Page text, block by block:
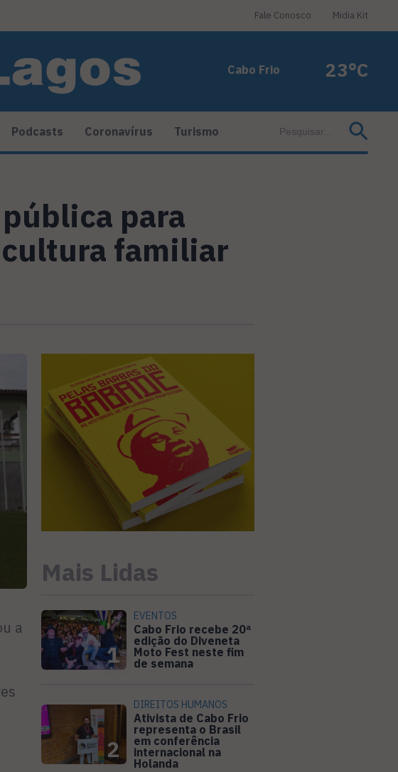
Fale Conosco Midia Kit
Cabo Frio 23°C
Podcasts Coronavírus Turismo
para
familiar
a
Mais Lidas
1
EVENTOS
Cabo Frio recebe 20ª
edição do Diveneta
Moto Fest neste fim
de semana
2
DIREITOS HUMANOS
Ativista de Cabo Frio
representa o Brasil
em conferência
internacional na
Holanda